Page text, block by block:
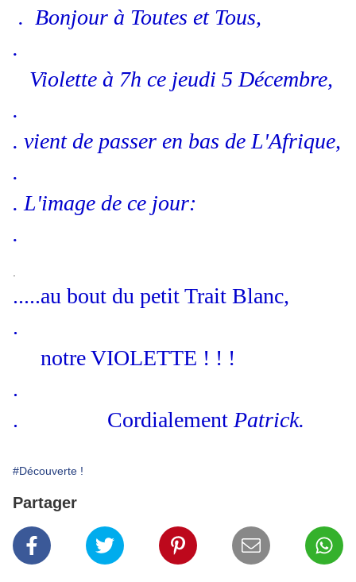
. Bonjour à Toutes et Tous,
.
Violette à 7h ce jeudi 5 Décembre,
.
. vient de passer en bas de L'Afrique,
.
. L'image de ce jour:
.
.....au bout du petit Trait Blanc,
.
notre VIOLETTE ! ! !
.
. Cordialement Patrick.
#Découverte !
Partager